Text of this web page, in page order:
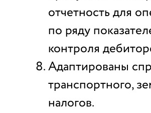
отчетность для
по ряду
контроля
Адаптированы
транспортного,
налогов.